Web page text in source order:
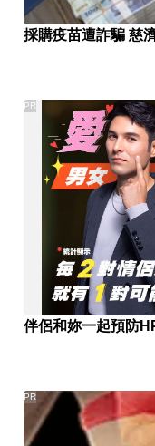
採購疫苗遭詐騙 慈
伴侶和妳一起預防
PR
PR